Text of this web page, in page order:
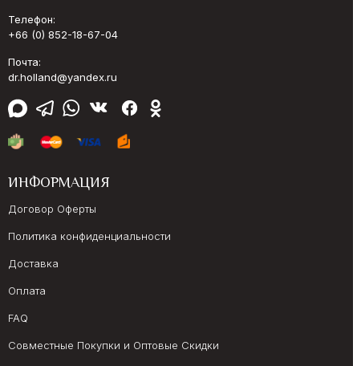
Телефон:
+66 (0) 852-18-67-04
Почта:
dr.holland@yandex.ru
ИНФОРМАЦИЯ
Договор Оферты
Политика конфиденциальности
Доставка
Оплата
FAQ
Совместные Покупки и Оптовые Скидки